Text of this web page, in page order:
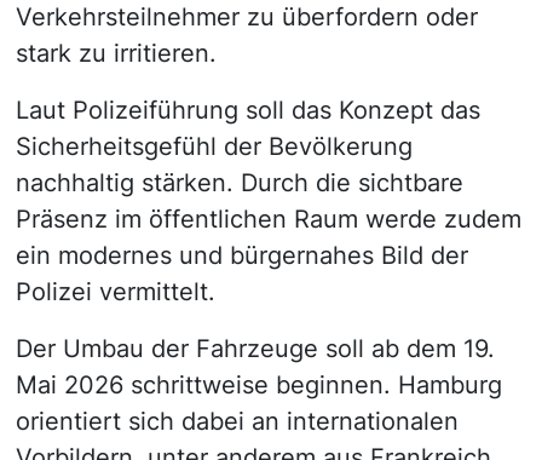
Verkehrsteilnehmer zu überfordern oder
stark zu irritieren.
Laut Polizeiführung soll das Konzept das
Sicherheitsgefühl der Bevölkerung
nachhaltig stärken. Durch die sichtbare
Präsenz im öffentlichen Raum werde zudem
ein modernes und bürgernahes Bild der
Polizei vermittelt.
Der Umbau der Fahrzeuge soll ab dem 19.
Mai 2026 schrittweise beginnen. Hamburg
orientiert sich dabei an internationalen